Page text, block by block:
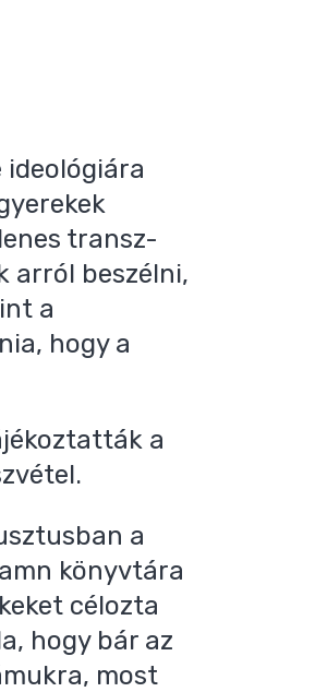
transz-
arról beszélni,
a
hogy a
a
a
könyvtára
célozta
hogy bár az
most